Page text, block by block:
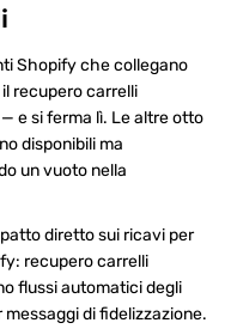
Shopify che collegano
recupero carrelli
e si ferma lì. Le altre otto
disponibili ma
un vuoto nella
diretto sui ricavi per
recupero carrelli
flussi automatici degli
di fidelizzazione.